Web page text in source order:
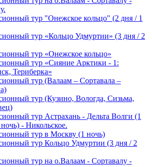
тур "Онежское кольцо" (2 дня / 1
тур «Кольцо Удмуртии» (3 дня / 2
тур «Онежское кольцо»
тур «Сияние Арктики - 1:
Териберка»
тур (Валаам – Сортавала –
тур (Кузино, Вологда, Сизьма,
тур Астрахань - Дельта Волги (1
- Никольское.
тур в Москву (1 ночь)
тур Кольцо Удмуртии (3 дня / 2
тур на о.Валаам - Сортавалу -